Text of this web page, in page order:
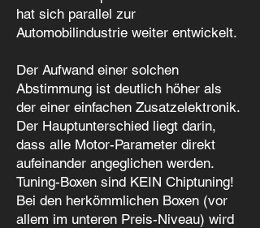
hat sich parallel zur
Automobilindustrie weiter entwickelt.
Der Aufwand einer solchen
Abstimmung ist deutlich höher als
der einer einfachen Zusatzelektronik.
Der Hauptunterschied liegt darin,
dass alle Motor-Parameter direkt
aufeinander angeglichen werden.
Tuning-Boxen sind KEIN Chiptuning!
Bei den herkömmlichen Boxen (vor
allem im unteren Preis-Niveau) wird